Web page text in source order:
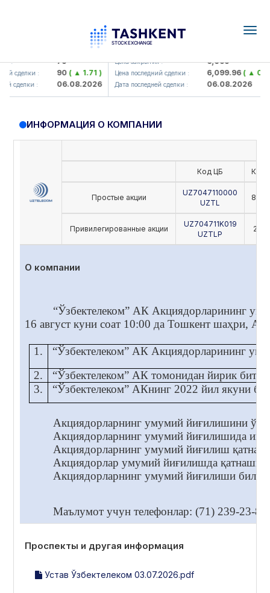
: 79
сделки : 90( ▲ 1.71 )
сделки : 06.08.2026
UZMK (<O'zmetkombinat> AJ)
Цена закрытия : 6,099
Цена последний сделки : 6,099.96( ▲ 0.08
Дата последней сделки : 06.08.2026
ИНФОРМАЦИЯ О КОМПАНИИ
Код ЦБ
Простые акции
UZ7047110000
UZTL
Привилегированные акции
UZ704711K019
UZTLP
О компании
“Ўзбектелеком” АК Акциядорларининг
16 август куни соат 10:00 да Тошкент шаҳри,
1.
“Ўзбектелеком” АК Акциядорларининг
2.
“Ўзбектелеком” АК томонидан йирик
3.
“Ўзбектелеком” АКнинг 2022 йил якуни
Акциядорларнинг умумий йиғилишини
Акциядорларнинг умумий йиғилишида
Акциядорларнинг умумий йиғилиш
Акциядорлар умумий йиғилишда қатнашиш
Акциядорларнинг умумий йиғилиши
Маълумот учун телефонлар: (71) 239-23-
Проспекты и другая информация
Устав Ўзбектелеком 03.07.2026.pdf